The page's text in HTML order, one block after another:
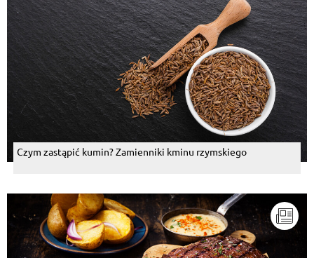
Czym zastąpić kumin? Zamienniki kminu rzymskiego